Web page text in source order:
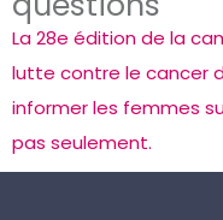
La 28e édition de la
lutte contre le cancer
informer les femmes
pas seulement.